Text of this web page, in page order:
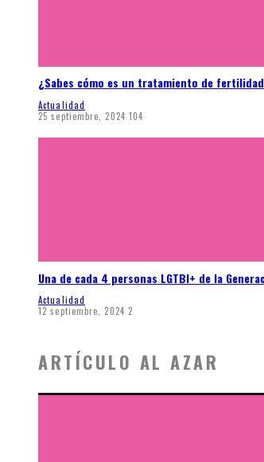
¿Sabes cómo es un tratamiento de
Actualidad
25 septiembre, 2024 104
Una de cada 4 personas LGTBI+ de la
Actualidad
12 septiembre, 2024 2
ARTÍCULO AL AZAR